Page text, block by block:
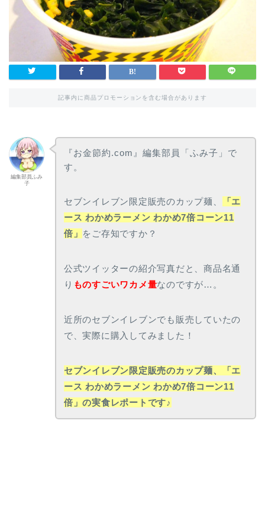
記事内に商品プロモーションを含む場合があります
編集部員ふみ
子
『お金節約.com』編集部員「ふみ子」で
す。
セブンイレブン限定販売のカップ麺、
「エ
ース わかめラーメン わかめ7倍コーン11
倍」 をご存知ですか？
公式ツイッターの紹介写真だと、商品名通
り ものすごいワカメ量なのですが…。
近所のセブンイレブンでも販売していたの
で、実際に購入してみました！
セブンイレブン限定販売のカップ麺、「エ
ース わかめラーメン わかめ7倍コーン11
倍」の実食レポートです♪